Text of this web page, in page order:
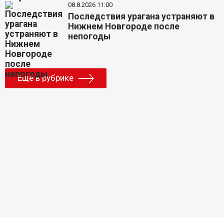
08.8.2026 11:00
Последствия урагана устраняют в
Нижнем Новгороде после
непогоды
Еще в рубрике